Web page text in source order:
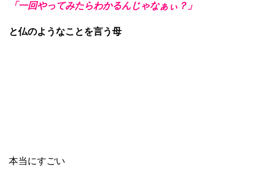
「一回やってみたらわかるんじゃなぁぃ？」
と仏のようなことを言う母
本当にすごい